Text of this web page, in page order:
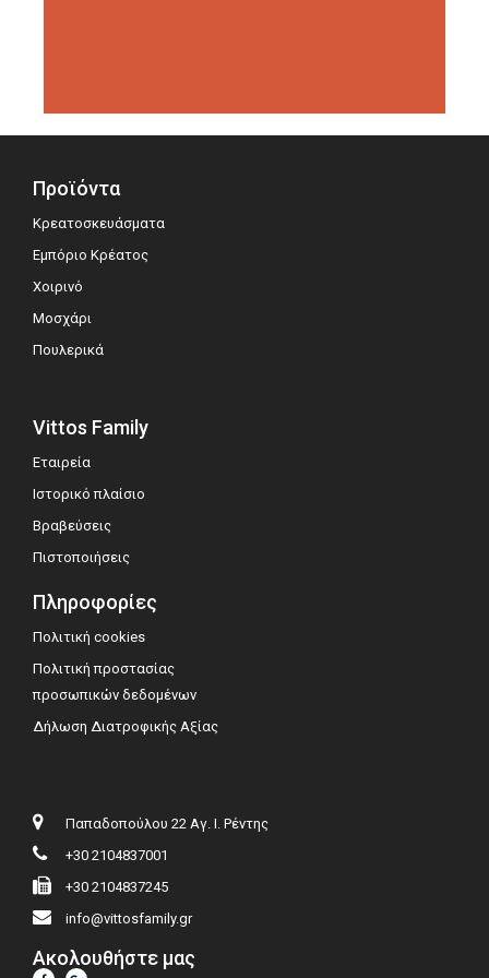
Προϊόντα
Κρεατοσκευάσματα
Εμπόριο Κρέατος
Χοιρινό
Μοσχάρι
Πουλερικά
Vittos Family
Εταιρεία
Ιστορικό πλαίσιο
Βραβεύσεις
Πιστοποιήσεις
Πληροφορίες
Πολιτική cookies
Πολιτική προστασίας
προσωπικών δεδομένων
Δήλωση Διατροφικής Αξίας
Παπαδοπούλου 22 Αγ. Ι. Ρέντης
+30 2104837001
+30 2104837245
info@vittosfamily.gr
Ακολουθήστε μας